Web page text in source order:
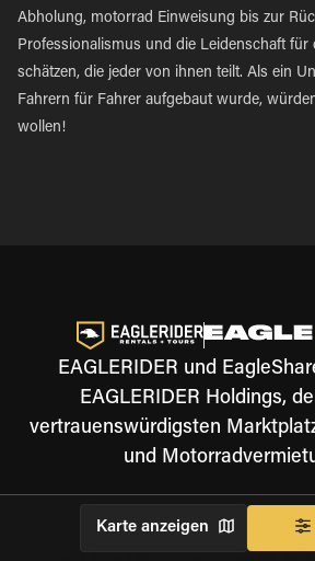
Abholung, motorrad Einweisung bis zur
Professionalismus und die Leidenschaft für
schätzen, die jeder von ihnen teilt. Als ein
Fahrern für Fahrer aufgebaut wurde,
wollen!
EAGLERIDER und
EAGLERIDER Holdings,
vertrauenswürdigsten
und
Karte anzeigen